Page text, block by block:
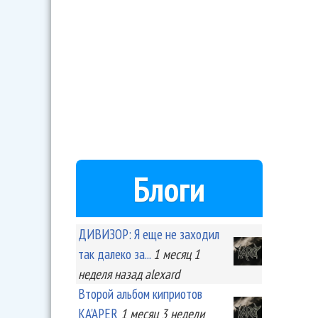
Блоги
ДИВИЗОР: Я еще не заходил
так далеко за... 1 месяц 1
неделяназад alexard
Второй альбом киприотов
KA'APER 1 месяц 3 недели